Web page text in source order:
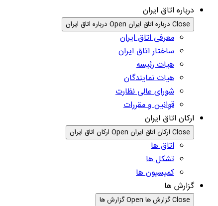
درباره اتاق ایران
Close درباره اتاق ایران Open درباره اتاق ایران
معرفی اتاق ایران
ساختار اتاق ایران
هیات رئیسه
هیات نمایندگان
شورای عالی نظارت
قوانین و مقررات
ارکان اتاق ایران
Close ارکان اتاق ایران Open ارکان اتاق ایران
اتاق ها
تشکل ها
کمیسیون ها
گزارش ها
Close گزارش ها Open گزارش ها